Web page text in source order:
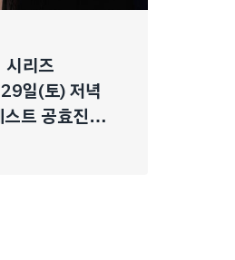
시리즈
29일(토) 저녁
트 공효진